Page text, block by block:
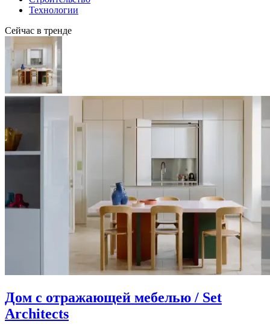
Технологии
Сейчас в тренде
Дом с отражающей мебелью / Set
Architects